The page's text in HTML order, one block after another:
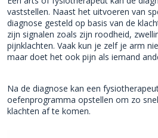
vaststellen. Naast het uitvoeren van
diagnose gesteld op basis van de
zijn signalen zoals zijn roodheid,
pijnklachten. Vaak kun je zelf je arm
maar doet het ook pijn als iemand
Na de diagnose kan een
oefenprogramma opstellen om zo
klachten af te komen.